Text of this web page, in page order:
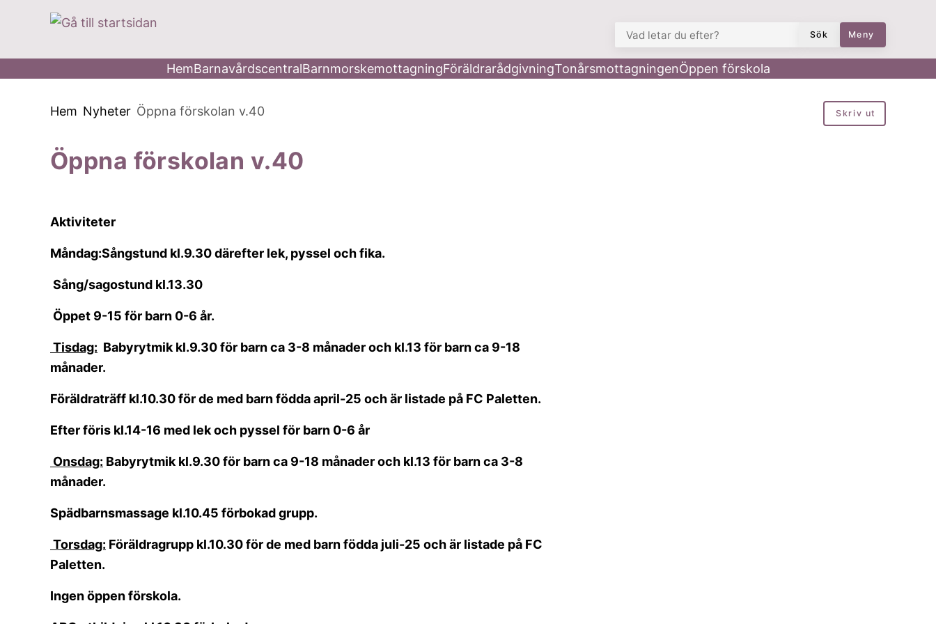
till innehåll
till huvudmeny
Sök
Meny
HemBarnavårdscentralBarnmorskemottagningFöräldrarådgivningTonårsmottagningenÖppen förskola
Du är här:
Hem Nyheter Öppna förskolan v.40 Skriv ut
Öppna förskolan v.40
Aktiviteter
Måndag:Sångstund kl.9.30 därefter lek, pyssel och fika.
Sång/sagostund kl.13.30
Öppet 9-15 för barn 0-6 år.
Tisdag: Babyrytmik kl.9.30 för barn ca 3-8 månader och kl.13 för barn ca 9-18
månader.
Föräldraträff kl.10.30 för de med barn födda april-25 och är listade på FC Paletten.
Efter föris kl.14-16 med lek och pyssel för barn 0-6 år
Onsdag: Babyrytmik kl.9.30 för barn ca 9-18 månader och kl.13 för barn ca 3-8
månader.
Spädbarnsmassage kl.10.45 förbokad grupp.
Torsdag: Föräldragrupp kl.10.30 för de med barn födda juli-25 och är listade på FC
Paletten.
Ingen öppen förskola.